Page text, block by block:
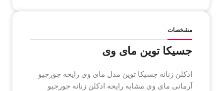
مشخصات
جسیکا توین مای وی
ادکلن زنانه جسیکا توین مدل مای وی رایحه جورجیو
آرمانی مای وی مشابه رایحه ادکلن زنانه جورجیو